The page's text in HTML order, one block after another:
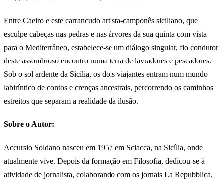
Entre Caeiro e este carrancudo artista-camponês siciliano, que
esculpe cabeças nas pedras e nas árvores da sua quinta com vista
para o Mediterrâneo, estabelece-se um diálogo singular, fio condutor
deste assombroso encontro numa terra de lavradores e pescadores.
Sob o sol ardente da Sicília, os dois viajantes entram num mundo
labiríntico de contos e crenças ancestrais, percorrendo os caminhos
estreitos que separam a realidade da ilusão.
Sobre o Autor:
Accursio Soldano nasceu em 1957 em Sciacca, na Sicília, onde
atualmente vive. Depois da formação em Filosofia, dedicou-se à
atividade de jornalista, colaborando com os jornais La Repubblica,